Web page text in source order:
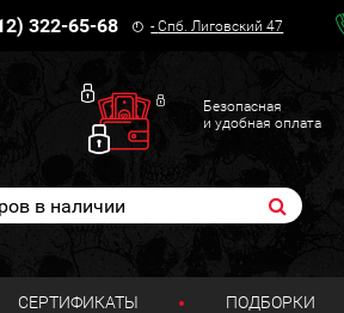
322-65-68 -Спб. Лиговский 47
Безопасная
и удобная оплата
СЕРТИФИКАТЫ ПОДБОРКИ